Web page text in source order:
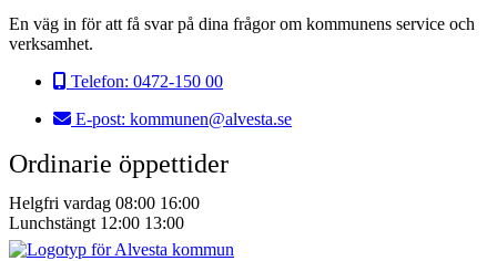
En väg in för att få svar på dina frågor om kommunens service och
verksamhet.
Telefon: 0472-150 00
E-post: kommunen@alvesta.se
Ordinarie öppettider
Helgfri vardag 08:00 16:00
Lunchstängt 12:00 13:00